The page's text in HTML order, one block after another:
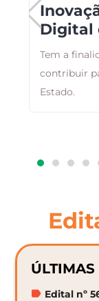
Digital
Tem a
contribuir
Estado.
ÚLTIMAS
Edital nº